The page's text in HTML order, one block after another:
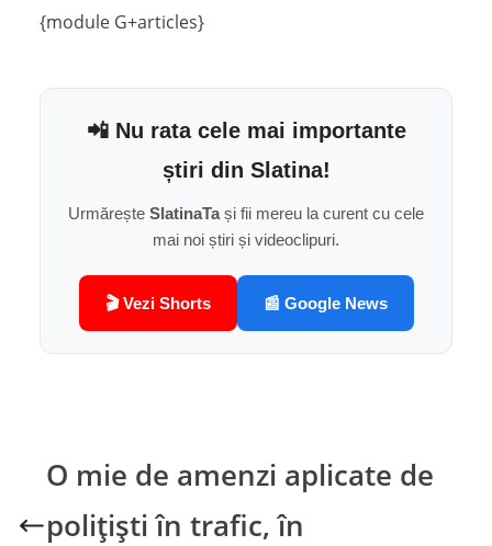
{module G+articles}
📲 Nu rata cele mai importante
știri din Slatina!
Urmărește SlatinaTași fii mereu la curent cu cele
mai noi știri și videoclipuri.
🎬 Vezi Shorts 📰 Google News
O mie de amenzi aplicate de
polițiști în trafic, în